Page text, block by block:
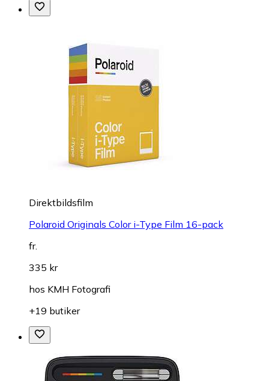
Direktbildsfilm
Polaroid Originals Color i-Type Film 16-pack
fr.
335 kr
hos KMH Fotografi
+19 butiker